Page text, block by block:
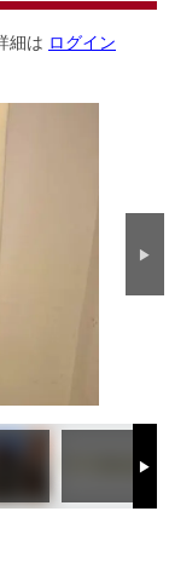
細は ログイン
Next
Next